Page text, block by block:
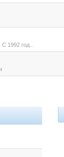
1992 год...